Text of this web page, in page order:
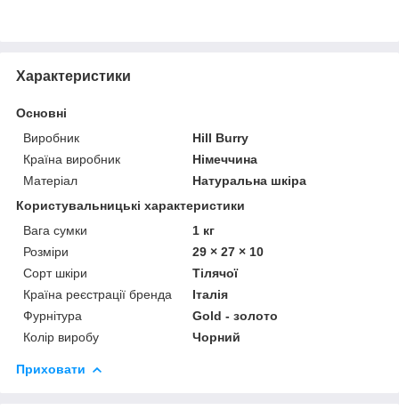
Характеристики
Основні
Виробник
Hill Burry
Країна виробник
Німеччина
Матеріал
Натуральна шкіра
Користувальницькі характеристики
Вага сумки
1 кг
Розміри
29 × 27 × 10
Сорт шкіри
Тілячої
Країна реєстрації бренда
Італія
Фурнітура
Gold - золото
Колір виробу
Чорний
Приховати